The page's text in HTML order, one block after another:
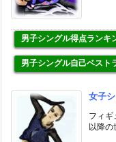
男子シングル得点ランキ
男子シングル自己ベスト
女子
フィ
以降